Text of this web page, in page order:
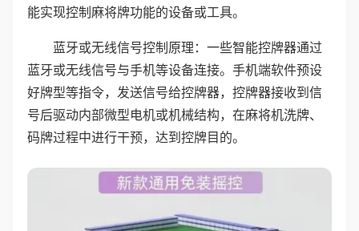
能实现控制麻将牌功能的设备或工具。
蓝牙或无线信号控制原理：一些智能控牌器通过
蓝牙或无线信号与手机等设备连接。手机端软件预设
好牌型等指令，发送信号给控牌器，控牌器接收到信
号后驱动内部微型电机或机械结构，在麻将机洗牌、
码牌过程中进行干预，达到控牌目的。